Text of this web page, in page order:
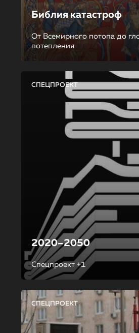
Библия катастроф
От Всемирного потопа до
потепления
СПЕЦПРОЕКТ
2020–2050
Спецпроект +1
СПЕЦПРОЕКТ